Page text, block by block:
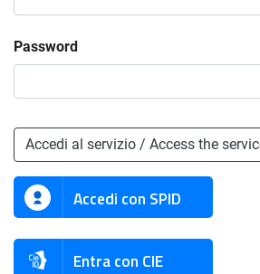
Password
Accedi al servizio / Access the
Accedi con SPID
Entra con CIE